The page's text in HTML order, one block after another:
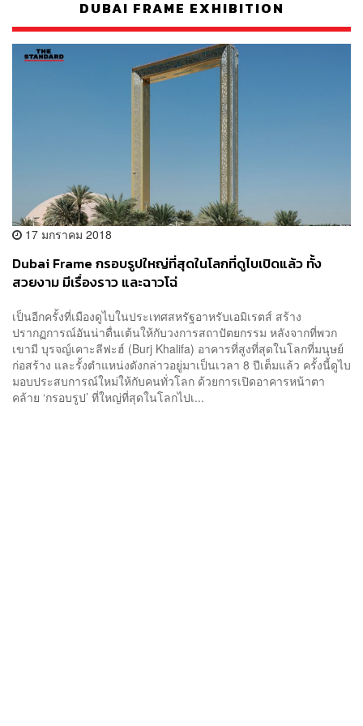
DUBAI FRAME EXHIBITION
17 มกราคม 2018
Dubai Frame กรอบรูปใหญ่ที่สุดในโลกที่ดูไบเปิดแล้ว ทั้ง
สวยงาม มีเรื่องราว และฉาวโฉ่
เป็นอีกครั้งที่เมืองดูไบในประเทศสหรัฐอาหรับเอมิเรตส์ สร้าง
ปรากฏการณ์อันน่าตื่นเต้นให้กับวงการสถาปัตยกรรม หลังจากที่พวก
เขามี บุรจญ์เคาะลีฟะฮ์ (Burj Khalifa) อาคารที่สูงที่สุดในโลกที่มนุษย์
ก่อสร้าง และรั้งตำแหน่งดังกล่าวอยู่มาเป็นเวลา 8 ปีเต็มแล้ว ครั้งนี้ดูไบ
มอบประสบการณ์ใหม่ให้กับคนทั่วโลก ด้วยการเปิดอาคารหน้าตา
คล้าย ‘กรอบรูป’ ที่ใหญ่ที่สุดในโลกไปเ...